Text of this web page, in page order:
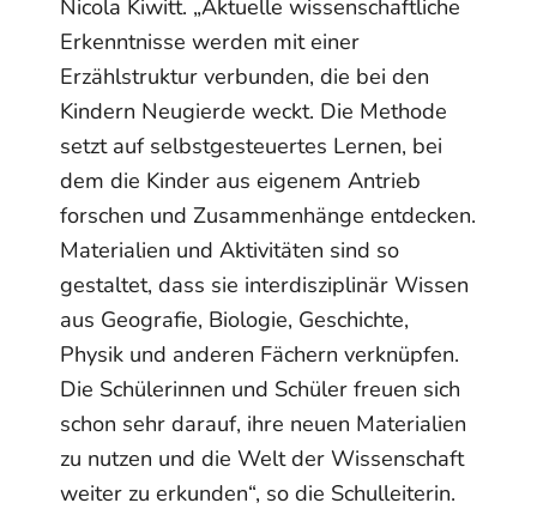
Nicola Kiwitt. „Aktuelle wissenschaftliche
Erkenntnisse werden mit einer
Erzählstruktur verbunden, die bei den
Kindern Neugierde weckt. Die Methode
setzt auf selbstgesteuertes Lernen, bei
dem die Kinder aus eigenem Antrieb
forschen und Zusammenhänge entdecken.
Materialien und Aktivitäten sind so
gestaltet, dass sie interdisziplinär Wissen
aus Geografie, Biologie, Geschichte,
Physik und anderen Fächern verknüpfen.
Die Schülerinnen und Schüler freuen sich
schon sehr darauf, ihre neuen Materialien
zu nutzen und die Welt der Wissenschaft
weiter zu erkunden“, so die Schulleiterin.